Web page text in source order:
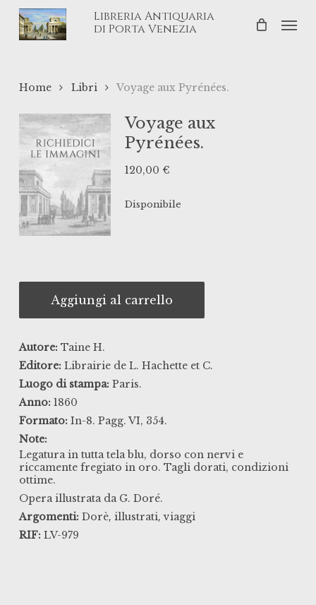
Skip
Libreria Antiquaria
di Porta Venezia
Home Libri Voyage aux Pyrénées.
Voyage aux
Pyrénées.
120,00 €
Disponibile
Aggiungi al carrello
Autore: Taine H.
Editore: Librairie de L. Hachette et C.
Luogo di stampa: Paris.
Anno: 1860
Formato: In-8. Pagg. VI, 354.
Note:
Legatura in tutta tela blu, dorso con nervi e
riccamente fregiato in oro. Tagli dorati, condizioni
ottime.
Opera illustrata da G. Doré.
Argomenti: Dorè, illustrati,viaggi
RIF: LV-979